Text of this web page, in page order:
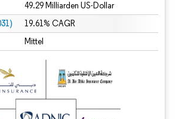
49.29 Milliarden US-Dollar
19.61% CAGR
Mittel
erfordert Namensnennung gemäß CC BY 4.0.
CC BY 4.0.